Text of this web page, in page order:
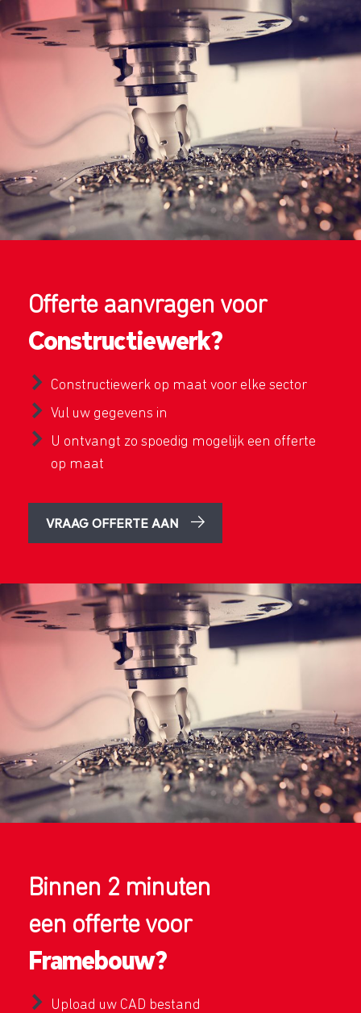
Offerte aanvragen voor
Constructiewerk?
Constructiewerk op maat voor elke sector
Vul uw gegevens in
U ontvangt zo spoedig mogelijk een offerte
op maat
VRAAG OFFERTE AAN
Binnen 2 minuten
een offerte voor
Framebouw?
Upload uw CAD bestand